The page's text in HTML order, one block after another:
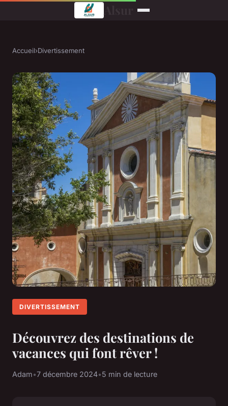
Accueil›Divertissement
DIVERTISSEMENT
Découvrez des destinations de
vacances qui font rêver !
Adam•7 décembre 2024•5 min de lecture